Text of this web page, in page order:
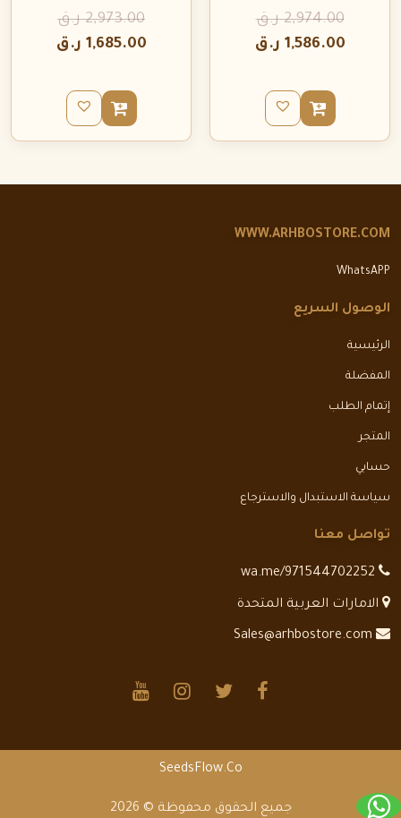
2,974.00 ر.ق
1,586.00 ر.ق
2,973.00 ر.ق
1,685.00 ر.ق
WWW.ARHBOSTORE.COM
WhatsAPP
الوصول السريع
الرئيسية
المفضلة
إتمام الطلب
المتجر
حسابي
سياسة الاستبدال والاسترجاع
تواصل معنا
الامارات العربية المتحدة
SeedsFlow.Co
جميع الحقوق محفوظة © 2026